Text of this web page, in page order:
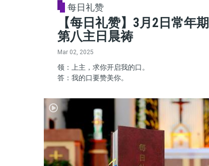
每日礼赞
【每日礼赞】3月2日常年期
第八主日晨祷
Mar 02, 2025
领：上主，求你开启我的口。
答：我的口要赞美你。